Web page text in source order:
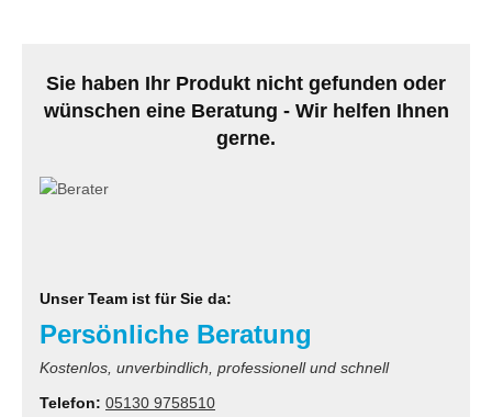
Sie haben Ihr Produkt nicht gefunden oder
wünschen eine Beratung - Wir helfen Ihnen
gerne.
Unser Team ist für Sie da:
Persönliche Beratung
Kostenlos, unverbindlich, professionell und schnell
Telefon: 05130 9758510